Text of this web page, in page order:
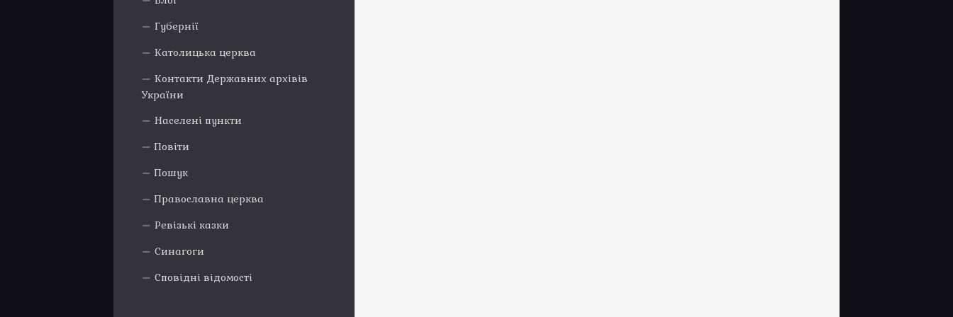
Губернії
Католицька церква
Контакти Державних архівів
України
Населені пункти
Повіти
Пошук
Православна церква
Ревізькі казки
Синагоги
Сповідні відомості